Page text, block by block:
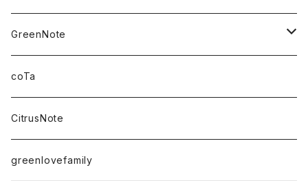
GreenNote
さえの
愛乃茉央
虹海ぽんず
coTa
CitrusNote
greenlovefamily